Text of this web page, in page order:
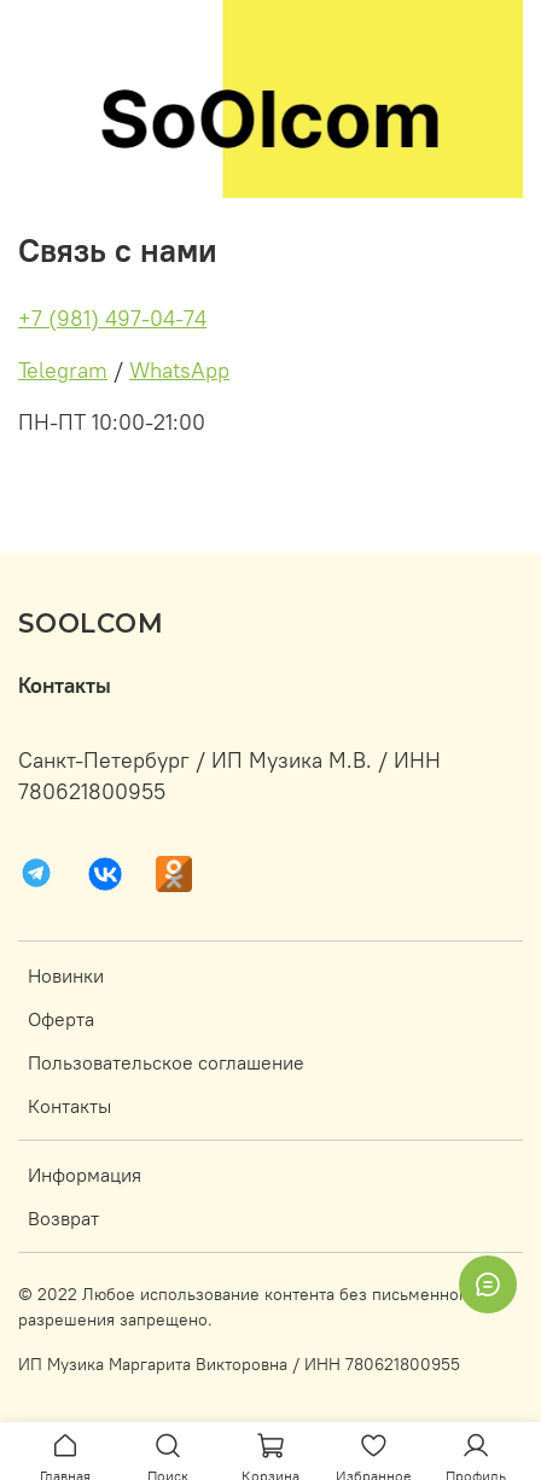
Связь с нами
+7 (981) 497-04-74
Telegram / WhatsApp
ПН-ПТ 10:00-21:00
SOOLCOM
Новинки
Оферта
Пользовательское соглашение
Контакты
Информация
Возврат
Контакты
Санкт-Петербург / ИП Музика М.В. / ИНН
780621800955
© 2022 Любое использование контента без письменного
разрешения запрещено.
ИП Музика Маргарита Викторовна / ИНН 780621800955
Главная Поиск Корзина Избранное Профиль